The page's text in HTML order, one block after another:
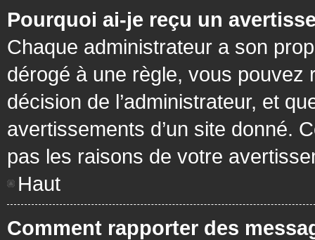
Pourquoi ai-je reçu un
Chaque administrateur a son
dérogé à une règle, vous pouvez
décision de l’administrateur, et
avertissements d’un site donné.
pas les raisons de votre
Haut
Comment rapporter des